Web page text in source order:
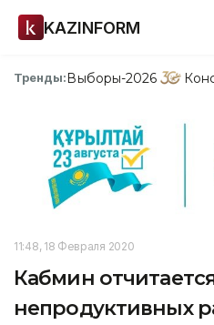
KAZINFORM
Тренды:Выборы-2026
11:48, 18 Февраля 2020
Кабмин
непродуктивных